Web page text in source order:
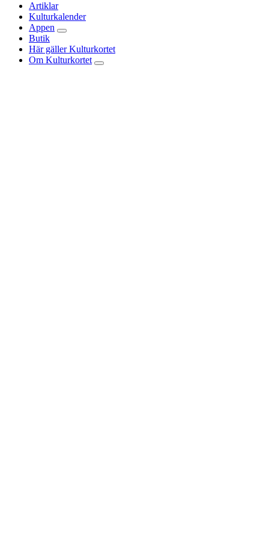
Artiklar
Kulturkalender
Appen
Butik
Här gäller Kulturkortet
Om Kulturkortet